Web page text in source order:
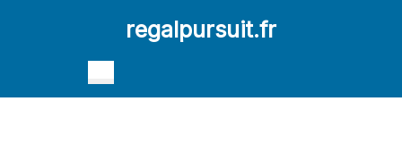
regalpursuit.fr
Button